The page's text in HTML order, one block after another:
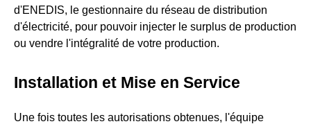
d'ENEDIS, le gestionnaire du réseau de distribution
d'électricité, pour pouvoir injecter le surplus de production
ou vendre l'intégralité de votre production.
Installation et Mise en Service
Une fois toutes les autorisations obtenues, l'équipe